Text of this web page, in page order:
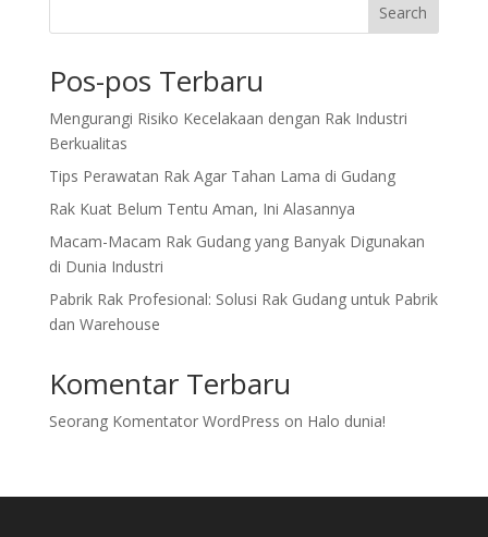
Search
Pos-pos Terbaru
Mengurangi Risiko Kecelakaan dengan Rak Industri
Berkualitas
Tips Perawatan Rak Agar Tahan Lama di Gudang
Rak Kuat Belum Tentu Aman, Ini Alasannya
Macam-Macam Rak Gudang yang Banyak Digunakan
di Dunia Industri
Pabrik Rak Profesional: Solusi Rak Gudang untuk Pabrik
dan Warehouse
Komentar Terbaru
Seorang Komentator WordPress on Halo dunia!